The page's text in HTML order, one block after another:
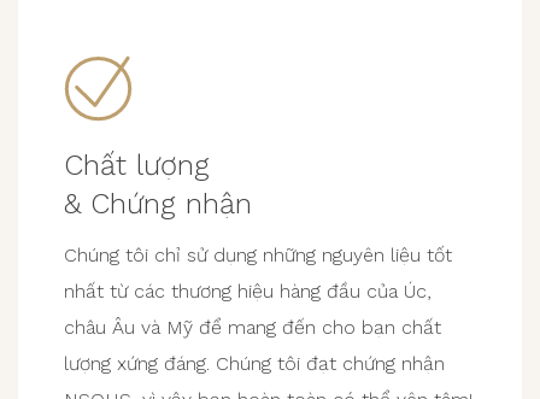
Chất lượng
& Chứng nhận
Chúng tôi chỉ sử dụng những nguyên liệu tốt
nhất từ ​​các thương hiệu hàng đầu của Úc,
châu Âu và Mỹ để mang đến cho bạn chất
lượng xứng đáng. Chúng tôi đạt chứng nhận